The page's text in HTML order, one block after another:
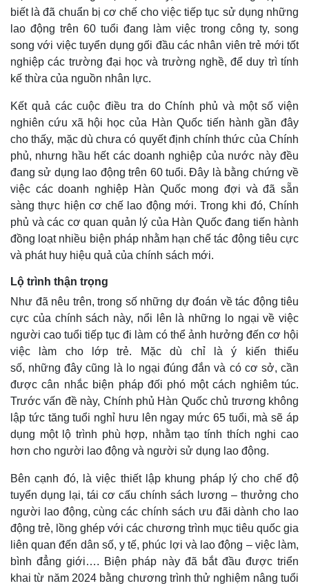
Thể thao
Bóng đá
Lịch thi đấu bóng đá
Thế giới thể thao
eSports
Hậu trường
Ô tô - Xe máy
Ô tô
Xe máy
Tư vấn
biết là đã chuẩn bị cơ chế cho việc tiếp tục sử dụng những
lao động trên 60 tuổi đang làm việc trong công ty, song
song với việc tuyển dụng gối đầu các nhân viên trẻ mới tốt
nghiệp các trường đại học và trường nghề, để duy trì tính
kế thừa của nguồn nhân lực.
Kết quả các cuộc điều tra do Chính phủ và một số viện
nghiên cứu xã hội học của Hàn Quốc tiến hành gần đây
cho thấy, mặc dù chưa có quyết định chính thức của Chính
phủ, nhưng hầu hết các doanh nghiệp của nước này đều
đang sử dụng lao động trên 60 tuổi. Đây là bằng chứng về
việc các doanh nghiệp Hàn Quốc mong đợi và đã sẵn
sàng thực hiện cơ chế lao động mới. Trong khi đó, Chính
phủ và các cơ quan quản lý của Hàn Quốc đang tiến hành
đồng loạt nhiều biện pháp nhằm hạn chế tác động tiêu cực
và phát huy hiệu quả của chính sách mới.
Lộ trình thận trọng
Như đã nêu trên, trong số những dự đoán về tác động tiêu
cực của chính sách này, nổi lên là những lo ngại về việc
người cao tuổi tiếp tục đi làm có thể ảnh hưởng đến cơ hội
việc làm cho lớp trẻ. Mặc dù chỉ là ý kiến thiểu
số, những đây cũng là lo ngại đúng đắn và có cơ sở, cần
được cân nhắc biện pháp đối phó một cách nghiêm túc.
Trước vấn đề này, Chính phủ Hàn Quốc chủ trương không
lập tức tăng tuổi nghỉ hưu lên ngay mức 65 tuổi, mà sẽ áp
dụng một lộ trình phù hợp, nhằm tạo tính thích nghi cao
hơn cho người lao động và người sử dụng lao động.
Bên cạnh đó, là việc thiết lập khung pháp lý cho chế độ
tuyển dụng lại, tái cơ cấu chính sách lương – thưởng cho
người lao động, cùng các chính sách ưu đãi dành cho lao
động trẻ, lồng ghép với các chương trình mục tiêu quốc gia
liên quan đến dân số, y tế, phúc lợi và lao động – việc làm,
bình đẳng giới…. Biện pháp này đã bắt đầu được triển
khai từ năm 2024 bằng chương trình thử nghiệm nâng tuổi